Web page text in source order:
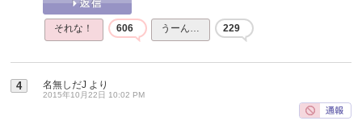
それな！ 606 うーん… 229
4 名無しだJ より
2015年10月22日 10:02 PM